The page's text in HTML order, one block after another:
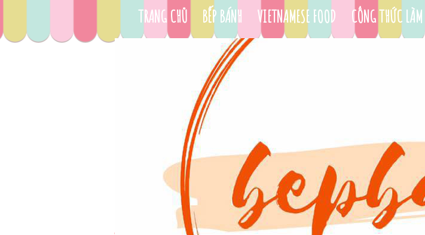
TRANG CHỦ BẾP BÁNH VIETNAMESE FOOD CÔNG THỨC